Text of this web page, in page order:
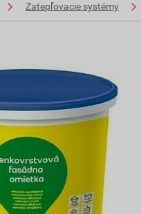
Zatepľovacie systémy